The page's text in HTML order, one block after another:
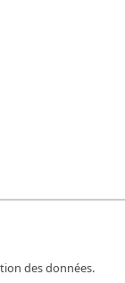
des données.